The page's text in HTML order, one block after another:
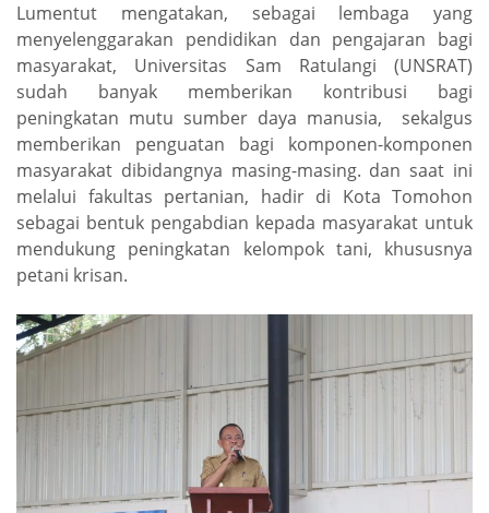
Lumentut mengatakan, sebagai lembaga yang
menyelenggarakan pendidikan dan pengajaran bagi
masyarakat, Universitas Sam Ratulangi (UNSRAT)
sudah banyak memberikan kontribusi bagi
peningkatan mutu sumber daya manusia, sekalgus
memberikan penguatan bagi komponen-komponen
masyarakat dibidangnya masing-masing. dan saat ini
melalui fakultas pertanian, hadir di Kota Tomohon
sebagai bentuk pengabdian kepada masyarakat untuk
mendukung peningkatan kelompok tani, khususnya
petani krisan.